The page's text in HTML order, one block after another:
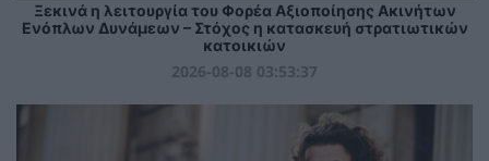
Ξεκινά η λειτουργία του Φορέα Αξιοποίησης Ακινήτων
Ενόπλων Δυνάμεων – Στόχος η κατασκευή στρατιωτικών
κατοικιών
2026-08-08 03:53:37